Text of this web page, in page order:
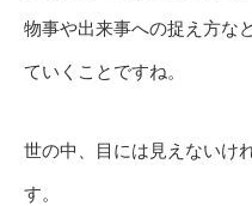
物事や出来事への捉え方な
ていくことですね。
世の中、目には見えないけ
す。